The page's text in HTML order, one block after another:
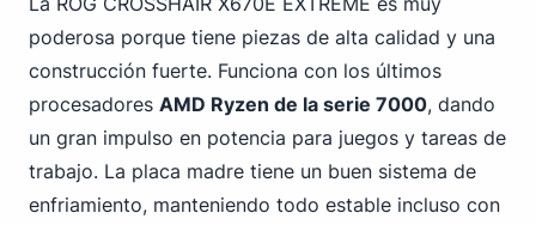
poderosa porque tiene piezas de alta calidad y una
construcción fuerte. Funciona con los últimos
procesadores AMD Ryzen de la serie 7000, dando
un gran impulso en potencia para juegos y tareas de
trabajo. La placa madre tiene un buen sistema de
enfriamiento, manteniendo todo estable incluso con